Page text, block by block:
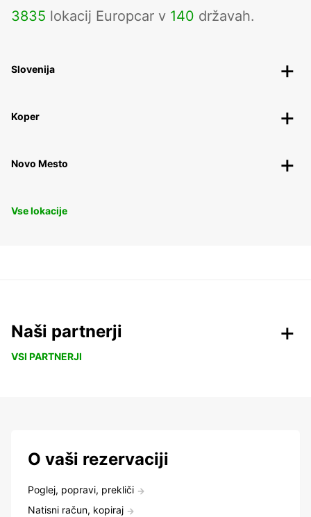
3835 lokacij Europcar v 140 državah.
Slovenija
Koper
Novo Mesto
Vse lokacije
Naši partnerji
VSI PARTNERJI
O vaši rezervaciji
Poglej, popravi, prekliči
Natisni račun, kopiraj